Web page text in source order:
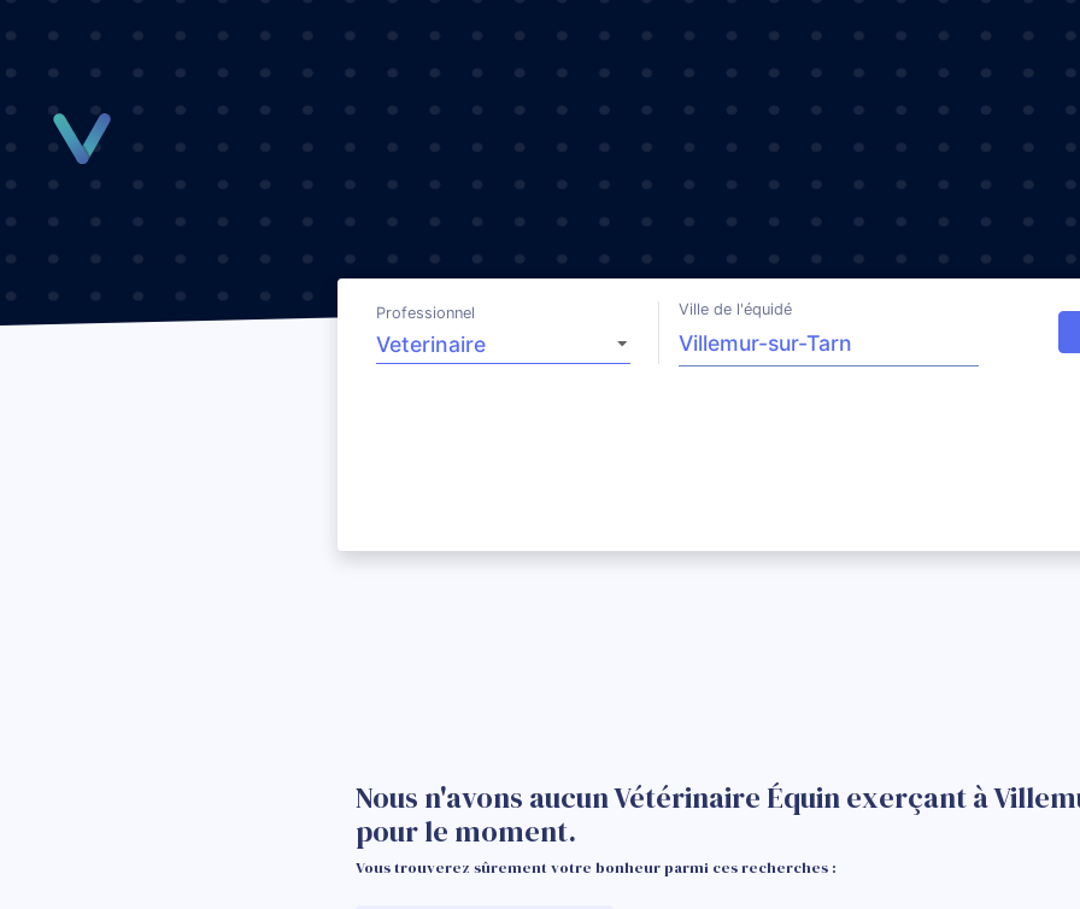
Professionnel Ville de l'équidé
Nous n'avons aucun Vétérinaire Équin exerçant à
pour le moment.
Vous trouverez sûrement votre bonheur parmi ces recherches :